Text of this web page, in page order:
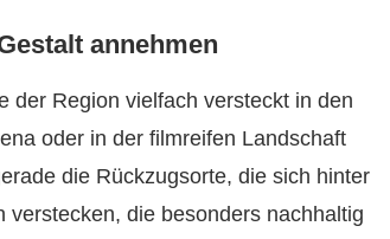
annehmen
der Region vielfach versteckt in den
oder in der filmreifen Landschaft
die Rückzugsorte, die sich hinter
die besonders nachhaltig